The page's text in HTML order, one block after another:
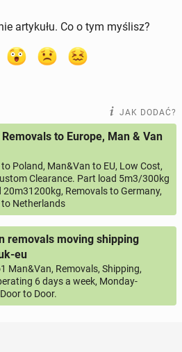
artykułu. Co o tym myślisz?
JAK DODAĆ?
to Europe, Man & Van
Poland, Man&Van to EU, Low Cost,
Clearance. Part load 5m3/300kg
20m31200kg, Removals to Germany,
to Netherlands
removals moving shipping
eu
Man&Van, Removals, Shipping,
6 days a week, Monday-
to Door.